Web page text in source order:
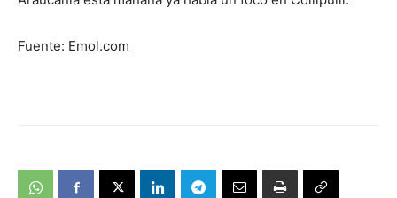
Fuente: Emol.com